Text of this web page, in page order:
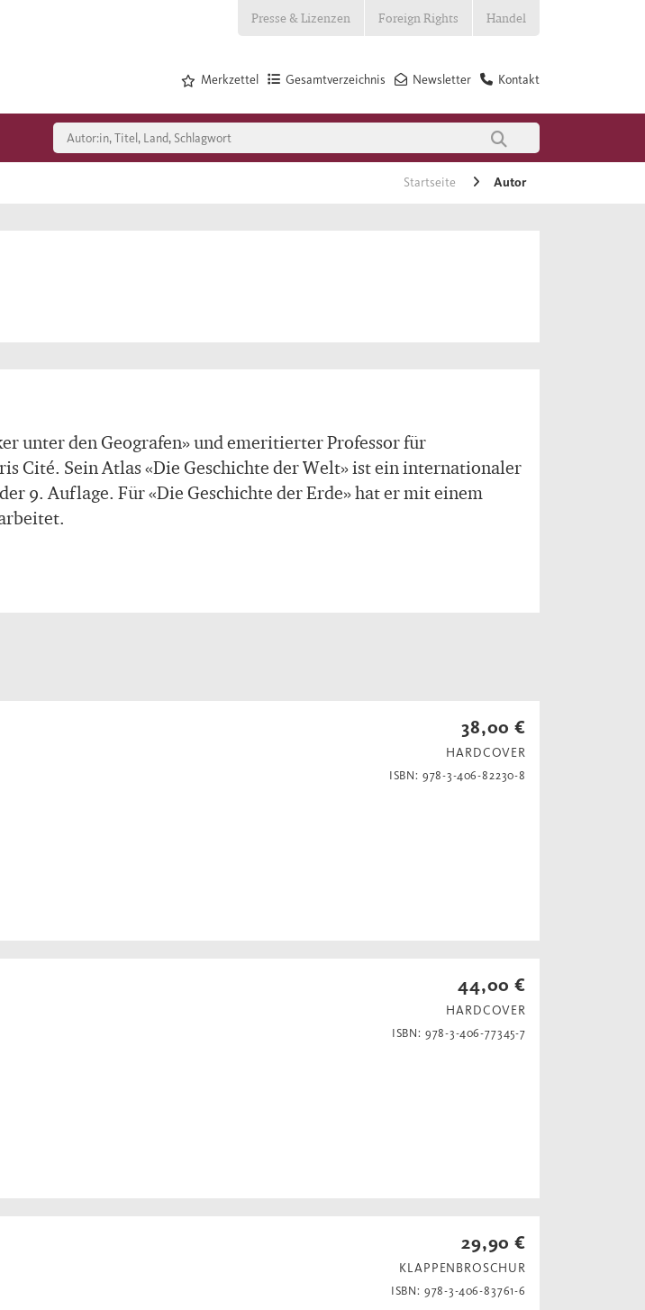
Presse & Lizenzen Foreign Rights Handel
Kontakt
Newsletter
Gesamtverzeichnis
Merkzettel
Startseite Autor
unter den Geografen» und emeritierter Professor für
Cité. Sein Atlas «Die Geschichte der Welt» ist ein internationaler
9. Auflage. Für «Die Geschichte der Erde» hat er mit einem
38,00 €
HARDCOVER
ISBN: 978-3-406-82230-8
44,00 €
HARDCOVER
ISBN: 978-3-406-77345-7
29,90 €
KLAPPENBROSCHUR
ISBN: 978-3-406-83761-6